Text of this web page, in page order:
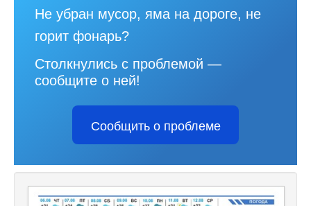
Не убран мусор, яма на дороге, не
горит фонарь?
Столкнулись с проблемой —
сообщите о ней!
Сообщить о проблеме